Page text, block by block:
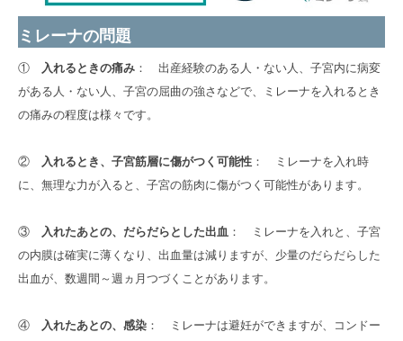
ミレーナの問題
① 入れるときの痛み ： 出産経験のある人・ない人、子宮内に病変
がある人・ない人、子宮の屈曲の強さなどで、ミレーナを入れるとき
の痛みの程度は様々です。
② 入れるとき、子宮筋層に傷がつく可能性 ： ミレーナを入れ時
に、無理な力が入ると、子宮の筋肉に傷がつく可能性があります。
③ 入れたあとの、だらだらとした出血 ： ミレーナを入れと、子宮
の内膜は確実に薄くなり、出血量は減りますが、少量のだらだらした
出血が、数週間～週ヵ月つづくことがあります。
④ 入れたあとの、感染 ： ミレーナは避妊ができますが、コンドー